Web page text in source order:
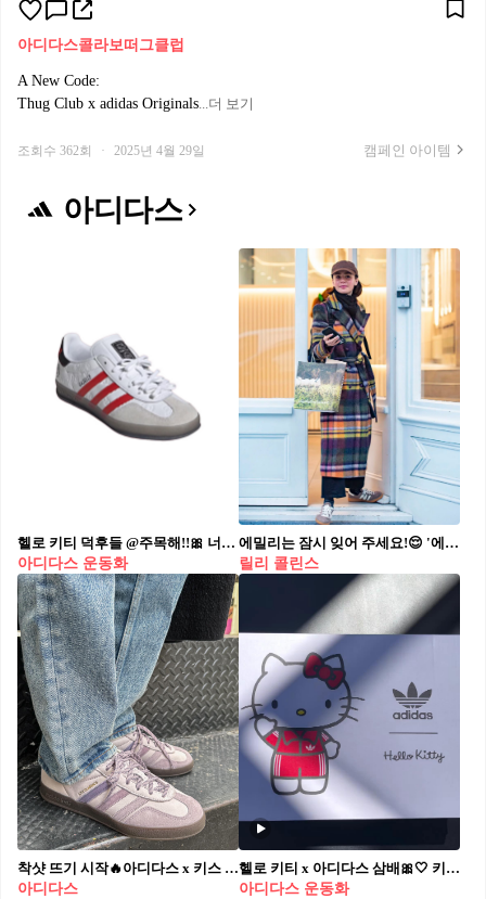
아디다스콜라보떠그클럽
A New Code:⁠
Thug Club x adidas Originals⁠...더 보기
떠그클럽이 아디다스 오리지널스와 손을 잡고, 새로운 협업 컬렉션
드가 지닌 철학과 정체성이 맞닿는 지점에서 탄생한 의미 있는 프로
젝트로 평가될 것인데요.⁠
떠그클럽은 한국 스트리트웨어 신에서 독창적인 존재감을 구축해온
브랜드로, 실험적인 디자인과 대담한 감성, 그리고 날카로운 시선으
로 많은 주목을 받아왔습니다. 아디다스 오리지널스는 스포츠웨어
의 클래식한 유산을 현대적으로 재해석하며 전 세계적으로 사랑받
는 브랜드죠. 두 브랜드의 만남은 전통과 반항, 헤리티지와 혁신이
라는 상반된 개념의 조화를 통해 새로운 창조의 방향을 제시할 것으
로 보입니다.⁠
이번 협업은 클래식 스포츠웨어를 기반으로, 스트리트웨어의 자유
로운 태도와 결합해 떠그클럽만의 방식으로 풀어낸 것이 특징입니
다. 여기에 떠그클럽의 미학, 고전과 미래, 정제와 해체, 거리성과 고
급스러움 사이의 경계를 넘나드는 감각이 더해졌는데요.⁠
수십 년 동안 스트리트 씬을 사로잡은 슈퍼스타, 레이싱에서 영감을
받은 아디레이서가 떠그클럽 특유의 감성과 만나 더욱 강렬한 디자
인으로 재해석되었습니다.
'A New Era of Breakthrough'라는 슬로건 아래, 두 브랜드는 기존의
틀을 깨고 새로운 가능성을 탐색하며, 패션을 매개로 한 문화적 전
환점을 만들어가고자 합니다. 떠그클럽과 아디다스 오리지널스의
협업 컬렉션은 오는 2025년 5월 12일, 공식 채널을 통해 공개될 예
정.
조회수 362회 · 2025년 4월 29일 캠페인 아이템
아디다스
헬로 키티 덕후들 @주목해!!🎀 너무 귀여운 헬로 키티 X 아디다스 콜라보 공유🤝🏻🔥 헬로 키티를 좋아한다면 반가울 소식을 가져왔습니다. 헬로 키티 50주년을 기념하여 아디다스와 협업한 스니커즈가 공개되었습니다! 이번 협업 스니커즈는 기존 아디다스 가젤 인도어 실루엣에 헬로 키티의 시그니처 레이스 리본이 엠보싱으로 더해진 점이 특징입니다. 이외에도 아디다스의 시그니처 스프라이트 로고는 헬로 키티의 키 컬러인 레드로 배색 되었고, 힐탭과 폭싱은 물론 인솔과 아웃솔에도 헬로 키티의 시그니처 포인트가 새겨져 있습니다. 팬심저격 디테일 헬로 키티 x 아디다스 가젤 인도어, 오는 24년 10월부터 아디다스 공식 웹사이트에서 만나볼 수 있으니 주목해주세요!
아디다스 운동화
에밀리는 잠시 잊어 주세요!😌 '에밀리 파리에 가다'에서 본 화려한 에밀리는 잠시 잊어 주세요! 소탈한 릴리 콜린스를 볼 차례니까요. 얼마 전 남편과 쇼핑 데이트에 나선 릴리 콜린스는 소탈하기 그지 없었습니다. 하지만 시시하지는 않았죠. 브라운 볼캡을 푹 눌러쓰고, 편한 슬랙스에 스니커즈를 신은 룩에 오렌지와 블루가 섞인 독특한 컬러 조합의 코트를 입은 릴리 콜린스는 충분히 개성 있었습니다. 블랙, 그레이 색의 코트가 지겹다면 올겨울은 체크 코트를 입어보면 어떨까요? 에밀리 못지 않게 매력있는 릴리 콜린스처럼요!🥰
릴리 콜린스
착샷 뜨기 시작🔥아디다스 x 키스 5월 13일 출시된 키스(Kith)와 아디다스(adidas) 협업 아이템이 화제가 되고 있습니다. 스페지알, 삼바, 가젤 등 아디다스의 대표 모델들이 키스만의 무드가 더해져 눈길을 사로잡고 있는데요. 예쁜 파스텔톤 컬러감부터 키스 로고 프린팅, 로프 끈, 다양한 삼선 컬러까지 세련되고 트렌디한 디테일들이 돋보이는 이번 협업 아이템은 출시와 동시에 뜨거운 반응을 얻고 있습니다. 퍼플, 민트 컬러 착샷부터 전 컬러 화보까지 슬라이드를 넘겨 확인해 보세요.
아디다스
헬로 키티 x 아디다스 삼배🎀🤍 키티 친구들아❤️이건 너무 귀여운 거 아니니? 헬로 키티 50돌을 기념해 24년 6월 출시된 헬로 키티 x 아디다스 오니지널스 삼배 2.0 우먼스 화이트 클리어 핑크. 언박싱을 보면 더욱더 소장하고 싶어져요. 소심하게 같은 덕후 친구에게 @공유해보세요!
아디다스 운동화